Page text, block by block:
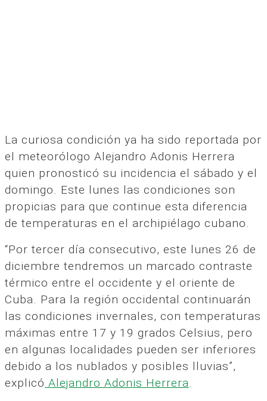
La curiosa condición ya ha sido reportada por
el meteorólogo Alejandro Adonis Herrera
quien pronosticó su incidencia el sábado y el
domingo. Este lunes las condiciones son
propicias para que continue esta diferencia
de temperaturas en el archipiélago cubano.
“Por tercer día consecutivo, este lunes 26 de
diciembre tendremos un marcado contraste
térmico entre el occidente y el oriente de
Cuba. Para la región occidental continuarán
las condiciones invernales, con temperaturas
máximas entre 17 y 19 grados Celsius, pero
en algunas localidades pueden ser inferiores
debido a los nublados y posibles lluvias”,
explicó Alejandro Adonis Herrera.